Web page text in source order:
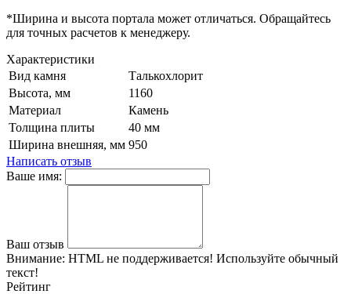
*Ширина и высота портала может отличаться. Обращайтесь
для точных расчетов к менеджеру.
Характеристики
Вид камня
Талькохлорит
Высота, мм
1160
Материал
Камень
Толщина плиты
40 мм
Ширина внешняя, мм 950
Написать отзыв
Ваше имя:
Ваш отзыв
Внимание: HTML не поддерживается! Используйте обычный
текст!
Рейтинг